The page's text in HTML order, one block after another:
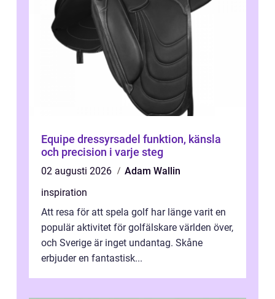
Equipe dressyrsadel funktion, känsla
och precision i varje steg
02 augusti 2026
Adam Wallin
inspiration
Att resa för att spela golf har länge varit en
populär aktivitet för golfälskare världen över,
och Sverige är inget undantag. Skåne
erbjuder en fantastisk...